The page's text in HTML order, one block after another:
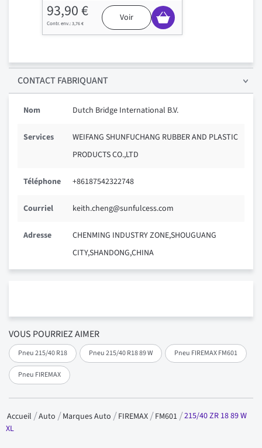
VOUS POURRIEZ AIMER
Pneu 215/40 R18 Pneu 215/40 R18 89 W Pneu FIREMAX FM601
Pneu FIREMAX
93,90 €
3,76 €
Voir
CONTACT FABRIQUANT
Nom Dutch Bridge International B.V.
Services
WEIFANG SHUNFUCHANG RUBBER AND PLASTIC
PRODUCTS CO.,LTD
Téléphone +86187542322748
Courriel keith.cheng@sunfulcess.com
Adresse
CHENMING INDUSTRY ZONE,SHOUGUANG
CITY,SHANDONG,CHINA
Accueil Auto Marques Auto FIREMAX FM601 215/40 ZR 18 89 W
XL